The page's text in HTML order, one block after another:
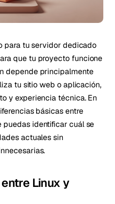
para tu servidor dedicado
que tu proyecto funcione
depende principalmente
tu sitio web o aplicación,
y experiencia técnica. En
básicas entre
puedas identificar cuál se
actuales sin
Linux y